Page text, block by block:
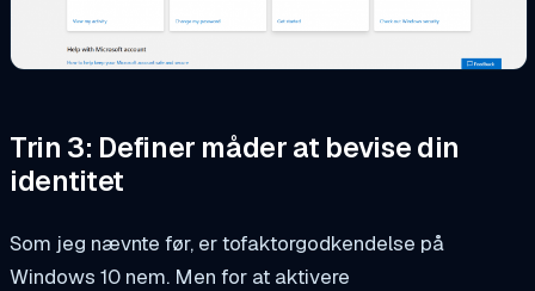
Trin 3: Definer måder at bevise din
identitet
Som jeg nævnte før, er tofaktorgodkendelse på
Windows 10 nem. Men for at aktivere